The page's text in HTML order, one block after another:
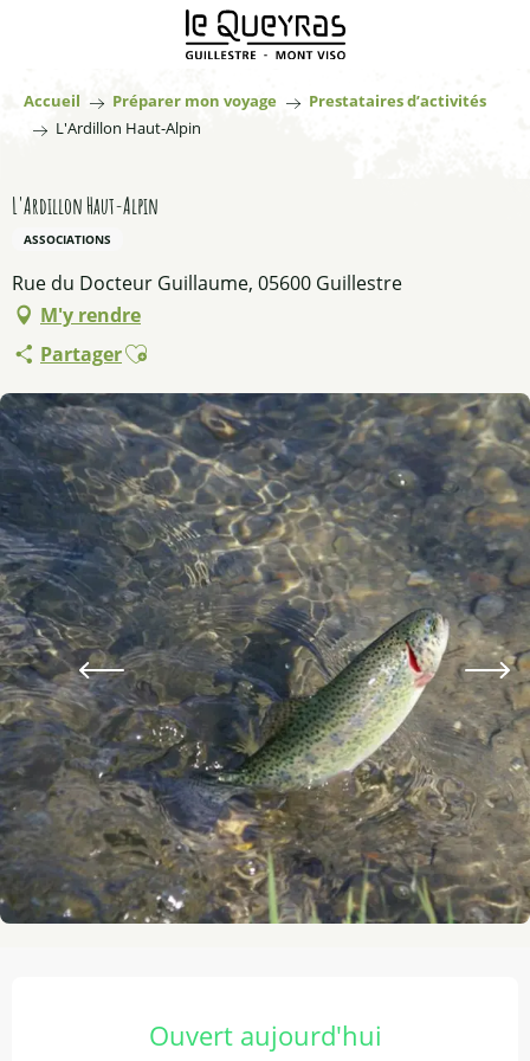
principal
Accueil Préparer mon voyage
Prestataires d’activités
L'Ardillon Haut-Alpin
L'Ardillon Haut-Alpin
ASSOCIATIONS
Rue du Docteur Guillaume, 05600 Guillestre
M'y rendre
PartagerAjouter aux favoris
Ouvert aujourd'hui